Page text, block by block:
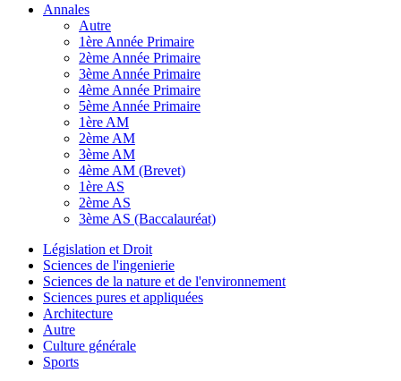
Annales
Autre
1ère Année Primaire
2ème Année Primaire
3ème Année Primaire
4ème Année Primaire
5ème Année Primaire
1ère AM
2ème AM
3ème AM
4ème AM (Brevet)
1ère AS
2ème AS
3ème AS (Baccalauréat)
Législation et Droit
Sciences de l'ingenierie
Sciences de la nature et de l'environnement
Sciences pures et appliquées
Architecture
Autre
Culture générale
Sports